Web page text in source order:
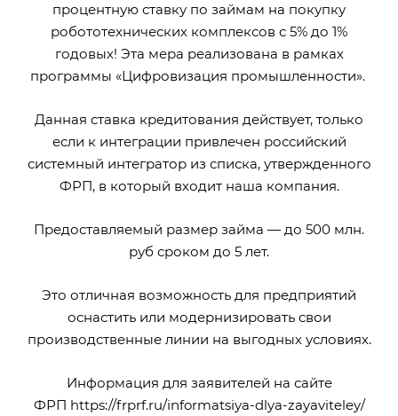
процентную ставку по займам на покупку
робототехнических комплексов с 5% до 1%
годовых! Эта мера реализована в рамках
программы «Цифровизация промышленности».
Данная ставка кредитования действует, только
если к интеграции привлечен российский
системный интегратор из списка, утвержденного
ФРП, в который входит наша компания.
Предоставляемый размер займа — до 500 млн.
руб сроком до 5 лет.
Это отличная возможность для предприятий
оснастить или модернизировать свои
производственные линии на выгодных условиях.
Информация для заявителей на сайте
ФРП https://frprf.ru/informatsiya-dlya-zayaviteley/